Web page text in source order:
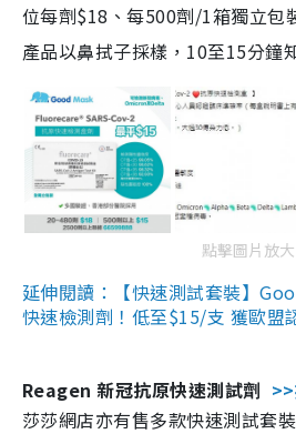
位每劑$18、每500劑/1箱獨立包
產品以鼻拭子採樣，10至15分鐘
點擊圖片放大
延伸閱讀：【快速測試套裝】
快速檢測劑！低至$15/支 獲歐盟
Reagen 新冠抗原快速測試劑
莎莎網店亦有售多款快速測試套